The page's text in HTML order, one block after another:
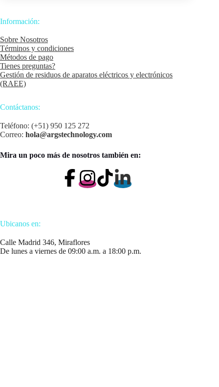
Información:
Sobre Nosotros
Términos y condiciones
Métodos de pago
Tienes preguntas?
Gestión de residuos de aparatos eléctricos y electrónicos
(RAEE)
Contáctanos:
Teléfono: (+51) 950 125 272
Correo: hola@argstechnology.com
Mira un poco más de nosotros también en:
Ubicanos en:
Calle Madrid 346, Miraflores
De lunes a viernes de 09:00 a.m. a 18:00 p.m.